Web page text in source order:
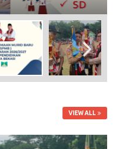
VIEW ALL